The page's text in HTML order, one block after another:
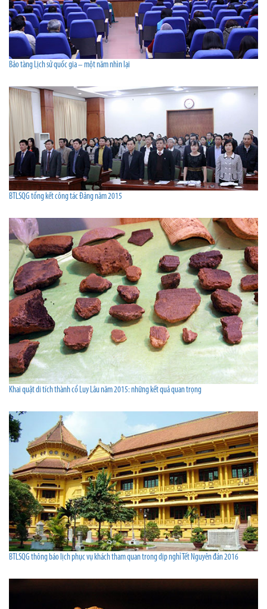
Bảo tàng Lịch sử quốc gia – một năm nhìn lại
BTLSQG tổng kết công tác Đảng năm 2015
Khai quật di tích thành cổ Luy Lâu năm 2015: những kết quả quan trọng
BTLSQG thông báo lịch phục vụ khách tham quan trong dịp nghỉ Tết Nguyên đán 2016